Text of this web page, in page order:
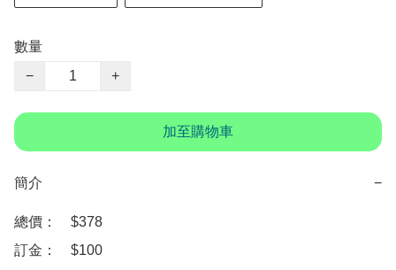
數量
−
+
加至購物車
簡介 −
總價：　$378
訂金：　$100